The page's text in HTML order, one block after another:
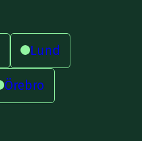
Lund
Örebro